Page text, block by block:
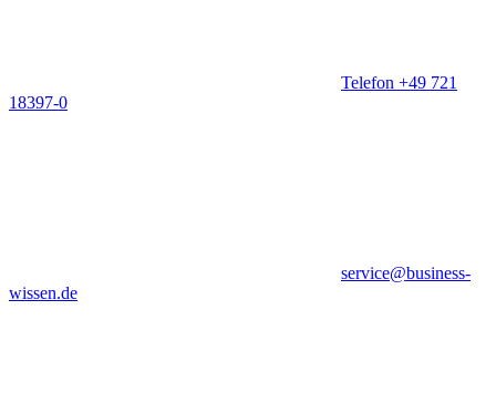
Telefon +49 721
18397-0
service@business-
wissen.de